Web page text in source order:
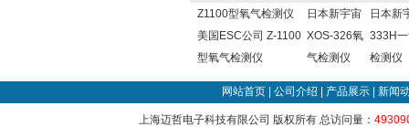
Z1100型氧气检测仪
美国ESC公司 Z-1100
型氧气检测仪
日本新宇宙
XOS-326氧
气检测仪
日本新
333H
检测仪
网站首页 公司介绍 产品展示 新闻
上海迈哲电子科技有限公司 版权所有 总访问量：